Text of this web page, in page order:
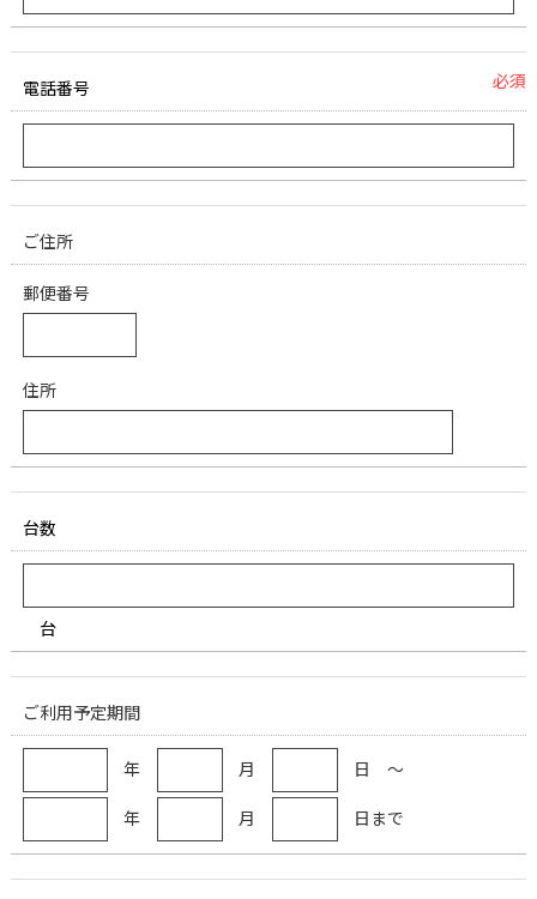
電話番号 必須
ご住所
郵便番号
住所
台数
台
ご利用予定期間
年 月 日 ～
年 月 日まで